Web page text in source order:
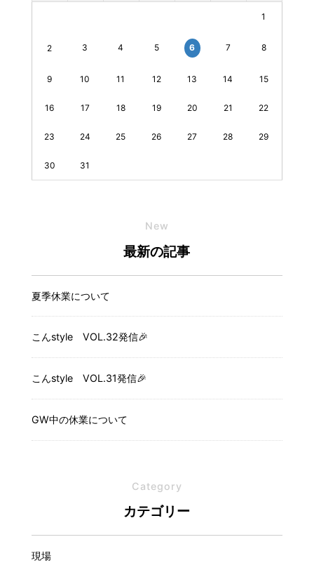
1
2 3 4 5 6 7 8
9 10 11 12 13 14 15
16 17 18 19 20 21 22
23 24 25 26 27 28 29
30 31
New
最新の記事
夏季休業について
こんstyle VOL.32発信🎉
こんstyle VOL.31発信🎉
GW中の休業について
Category
カテゴリー
現場